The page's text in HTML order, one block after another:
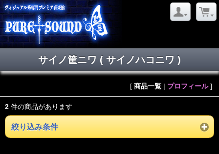
サイノ筐ニワ ( サイノハコニワ )
[ 商品一覧 | プロフィール]
2 件の商品があります
絞り込み条件